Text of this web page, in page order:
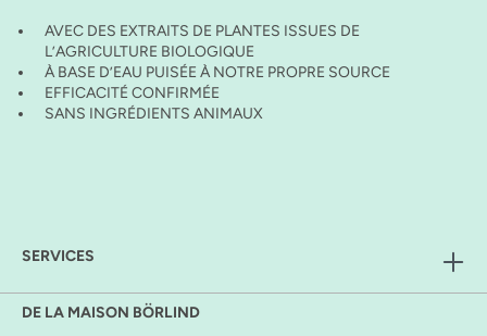
AVEC DES EXTRAITS DE PLANTES ISSUES DE
L’AGRICULTURE BIOLOGIQUE
À BASE D’EAU PUISÉE À NOTRE PROPRE SOURCE
EFFICACITÉ CONFIRMÉE
SANS INGRÉDIENTS ANIMAUX
SERVICES
DE LA MAISON BÖRLIND